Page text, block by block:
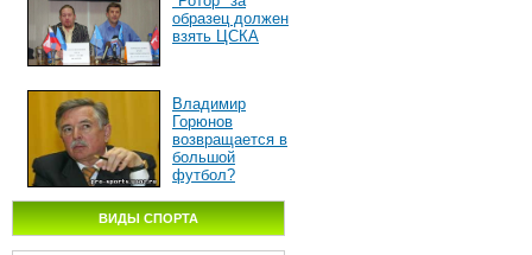
образец должен
взять ЦСКА
Владимир
Горюнов
возвращается в
большой
футбол?
ВИДЫ СПОРТА